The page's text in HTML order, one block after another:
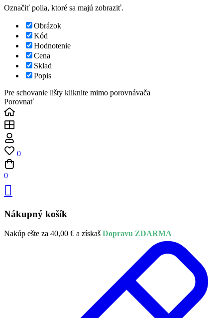
Označiť polia, ktoré sa majú zobraziť.
Obrázok
Kód
Hodnotenie
Cena
Sklad
Popis
Pre schovanie lišty kliknite mimo porovnávača
Porovnať
0
0
Nákupný košík
Nakúp ešte za 40,00 € a získaš Dopravu ZDARMA